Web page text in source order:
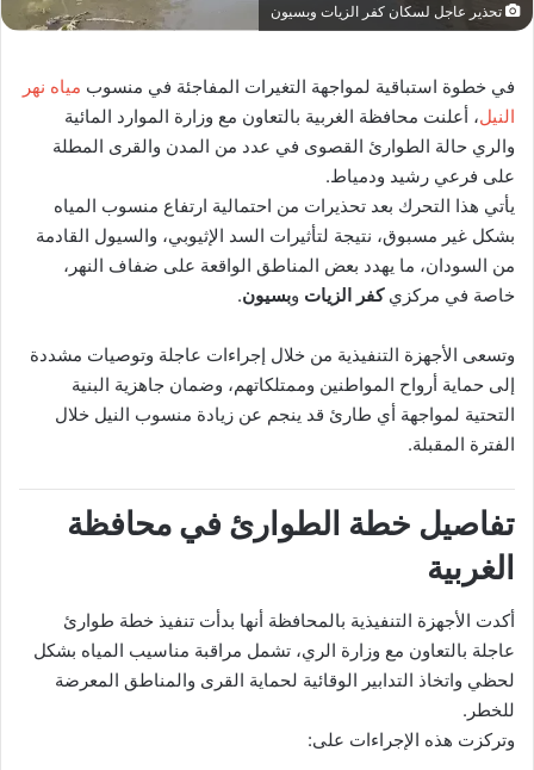
تحذير عاجل لسكان كفر الزيات وبسيون
في خطوة استباقية لمواجهة التغيرات المفاجئة في منسوب مياه نهر
النيل، أعلنت محافظة الغربية بالتعاون مع وزارة الموارد المائية
والري حالة الطوارئ القصوى في عدد من المدن والقرى المطلة
على فرعي رشيد ودمياط.
يأتي هذا التحرك بعد تحذيرات من احتمالية ارتفاع منسوب المياه
بشكل غير مسبوق، نتيجة لتأثيرات السد الإثيوبي، والسيول القادمة
من السودان، ما يهدد بعض المناطق الواقعة على ضفاف النهر،
خاصة في مركزيكفر الزيات وبسيون.
وتسعى الأجهزة التنفيذية من خلال إجراءات عاجلة وتوصيات مشددة
إلى حماية أرواح المواطنين وممتلكاتهم، وضمان جاهزية البنية
التحتية لمواجهة أي طارئ قد ينجم عن زيادة منسوب النيل خلال
الفترة المقبلة.
تفاصيل خطة الطوارئ في محافظة
الغربية
أكدت الأجهزة التنفيذية بالمحافظة أنها بدأت تنفيذ خطة طوارئ
عاجلة بالتعاون مع وزارة الري، تشمل مراقبة مناسيب المياه بشكل
لحظي واتخاذ التدابير الوقائية لحماية القرى والمناطق المعرضة
للخطر.
وتركزت هذه الإجراءات على: